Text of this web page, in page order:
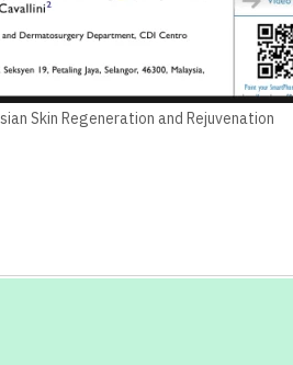
Skin Regeneration and Rejuvenation